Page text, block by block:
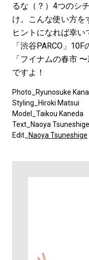
るな（？）4つのシ
け。こんな使い方を
ヒントになれば幸
「渋谷PARCO」
「フイナムの春市
ですよ！
Photo_Ryunosuke
Styling_Hiroki Matsui
Model_Taikou Kaneda
Text_Naoya Tsuneshige
Edit_ Naoya Tsuneshige